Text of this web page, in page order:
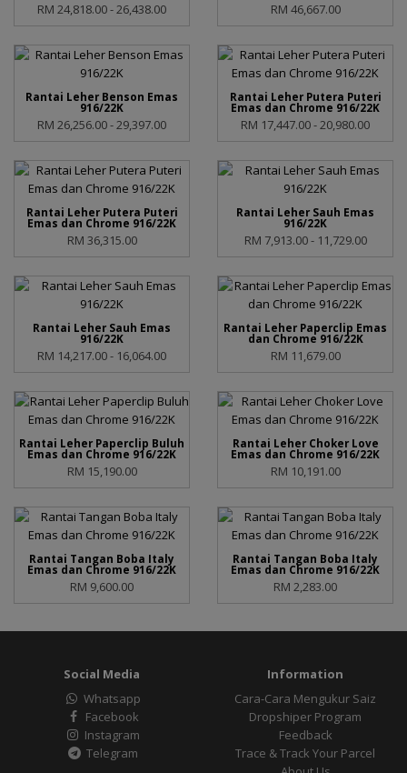
RM 24,818.00 - 26,438.00 RM 46,667.00
Rantai Leher Benson Emas
916/22K
RM 26,256.00 - 29,397.00
Rantai Leher Putera Puteri
Emas dan Chrome 916/22K
RM 17,447.00 - 20,980.00
Rantai Leher Putera Puteri
Emas dan Chrome 916/22K
RM 36,315.00
Rantai Leher Sauh Emas
916/22K
RM 7,913.00 - 11,729.00
Rantai Leher Sauh Emas
916/22K
RM 14,217.00 - 16,064.00
Rantai Leher Paperclip Emas
dan Chrome 916/22K
RM 11,679.00
Rantai Leher Paperclip Buluh
Emas dan Chrome 916/22K
RM 15,190.00
Rantai Leher Choker Love
Emas dan Chrome 916/22K
RM 10,191.00
Rantai Tangan Boba Italy
Emas dan Chrome 916/22K
RM 9,600.00
Rantai Tangan Boba Italy
Emas dan Chrome 916/22K
RM 2,283.00
Social Media
Whatsapp
Facebook
Instagram
Telegram
Information
Cara-Cara Mengukur Saiz
Dropshiper Program
Feedback
Trace & Track Your Parcel